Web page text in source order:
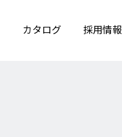
カタログ 採用情報